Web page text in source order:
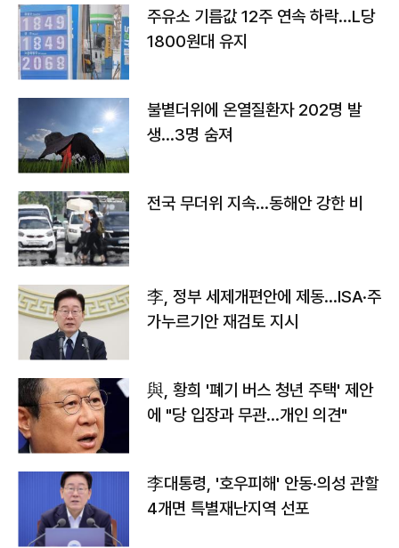
주유소 기름값 12주 연속 하락…L당
1800원대 유지
불볕더위에 온열질환자 202명 발
생…3명 숨져
전국 무더위 지속…동해안 강한 비
李, 정부 세제개편안에 제동…ISA·주
가누르기안 재검토 지시
與, 황희 '폐기 버스 청년 주택' 제안
에 "당 입장과 무관…개인 의견"
李대통령, '호우피해' 안동·의성 관할
4개면 특별재난지역 선포